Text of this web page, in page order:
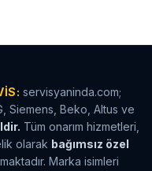
servisyaninda.com;
Siemens, Beko, Altus ve
Tüm onarım hizmetleri,
olarak bağımsız özel
Marka isimleri